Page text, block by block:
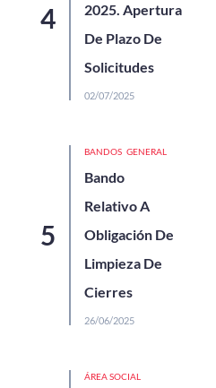
2025. Apertura
De Plazo De
Solicitudes
02/07/2025
BANDOS GENERAL
Bando
Relativo A
Obligación De
Limpieza De
Cierres
26/06/2025
ÁREA SOCIAL